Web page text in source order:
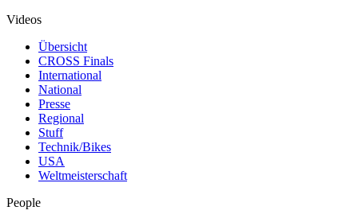
Videos
Übersicht
CROSS Finals
International
National
Presse
Regional
Stuff
Technik/Bikes
USA
Weltmeisterschaft
People